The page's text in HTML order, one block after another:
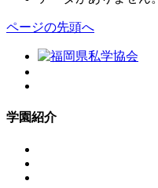
ページの先頭へ
学園紹介